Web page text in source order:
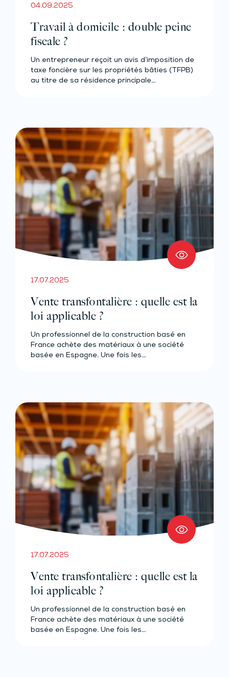
04.09.2025
Travail à domicile : double peine
fiscale ?
Un entrepreneur reçoit un avis d’imposition de
taxe foncière sur les propriétés bâties (TFPB)
au titre de sa résidence principale…
17.07.2025
Vente transfontalière : quelle est la
loi applicable ?
Un professionnel de la construction basé en
France achète des matériaux à une société
basée en Espagne. Une fois les…
17.07.2025
Vente transfontalière : quelle est la
loi applicable ?
Un professionnel de la construction basé en
France achète des matériaux à une société
basée en Espagne. Une fois les…